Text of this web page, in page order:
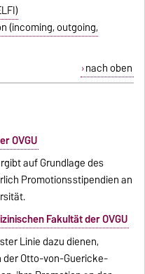
(incoming, outgoing,
nach oben
OVGU
auf Grundlage des
Promotionsstipendien an
Fakultät der OVGU
Linie dazu dienen,
Otto-von-Guericke-